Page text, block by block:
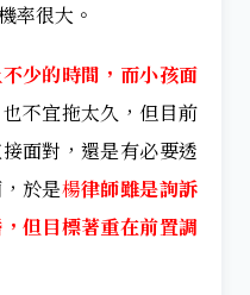
率很大。
少的時間，而小孩面
也不宜拖太久，但目前
面對，還是有必要透
於是楊律師雖是詢訴
但目標著重在前置調